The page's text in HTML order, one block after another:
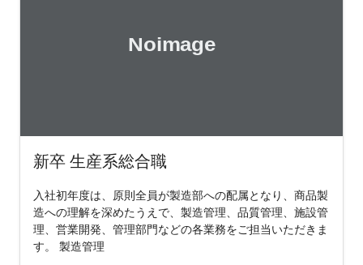
新卒 生産系総合職
入社初年度は、原則全員が製造部への配属となり、商品製
造への理解を深めたうえで、製造管理、品質管理、施設管
理、営業開発、管理部門などの各業務をご担当いただきま
す。 製造管理